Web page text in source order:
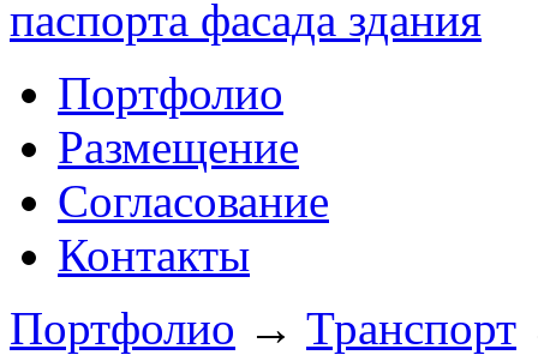
Портфолио
Размещение
Согласование
Контакты
Портфолио → Транспорт